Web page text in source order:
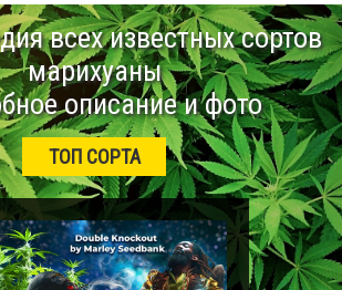
всех известных сортов
марихуаны
описание и фото
ТОП СОРТА